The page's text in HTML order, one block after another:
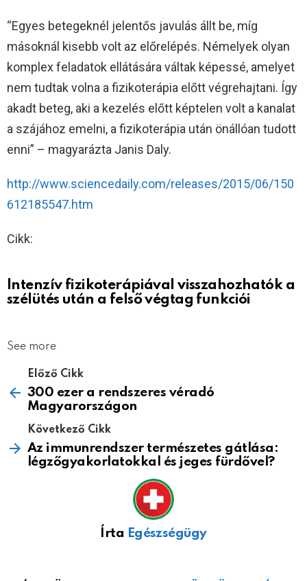
“Egyes betegeknél jelentős javulás állt be, míg
másoknál kisebb volt az előrelépés. Némelyek olyan
komplex feladatok ellátására váltak képessé, amelyet
nem tudtak volna a fizikoterápia előtt végrehajtani. Így
akadt beteg, aki a kezelés előtt képtelen volt a kanalat
a szájához emelni, a fizikoterápia után önállóan tudott
enni” – magyarázta Janis Daly.
http://www.sciencedaily.com/releases/2015/06/150
612185547.htm
Cikk:
Intenzív fizikoterápiával visszahozhatók a
szélütés után a felső végtag funkciói
See more
Előző Cikk
300 ezer a rendszeres véradó
Magyarországon
Következő Cikk
Az immunrendszer természetes gátlása:
légzőgyakorlatokkal és jeges fürdővel?
Írta Egészségügy